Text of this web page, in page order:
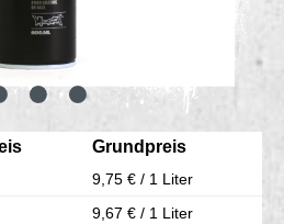
Grundpreis
9,75 € / 1 Liter
9,67 € / 1 Liter